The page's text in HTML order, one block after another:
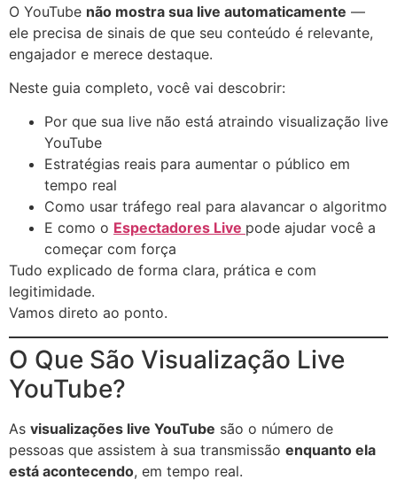
O YouTube não mostra sua live automaticamente —
ele precisa de sinais de que seu conteúdo é relevante,
engajador e merece destaque.
Neste guia completo, você vai descobrir:
Por que sua live não está atraindo visualização live
YouTube
Estratégias reais para aumentar o público em
tempo real
Como usar tráfego real para alavancar o algoritmo
E como o Espectadores Live pode ajudar você a
começar com força
Tudo explicado de forma clara, prática e com
legitimidade.
Vamos direto ao ponto.
O Que São Visualização Live
YouTube?
As visualizações live YouTube são o número de
pessoas que assistem à sua transmissão enquanto ela
está acontecendo, em tempo real.